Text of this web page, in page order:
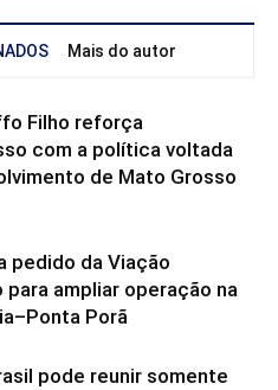
Mais do autor
Filho reforça
com a política voltada
de Mato Grosso
pedido da Viação
para ampliar operação na
Porã
pode reunir somente